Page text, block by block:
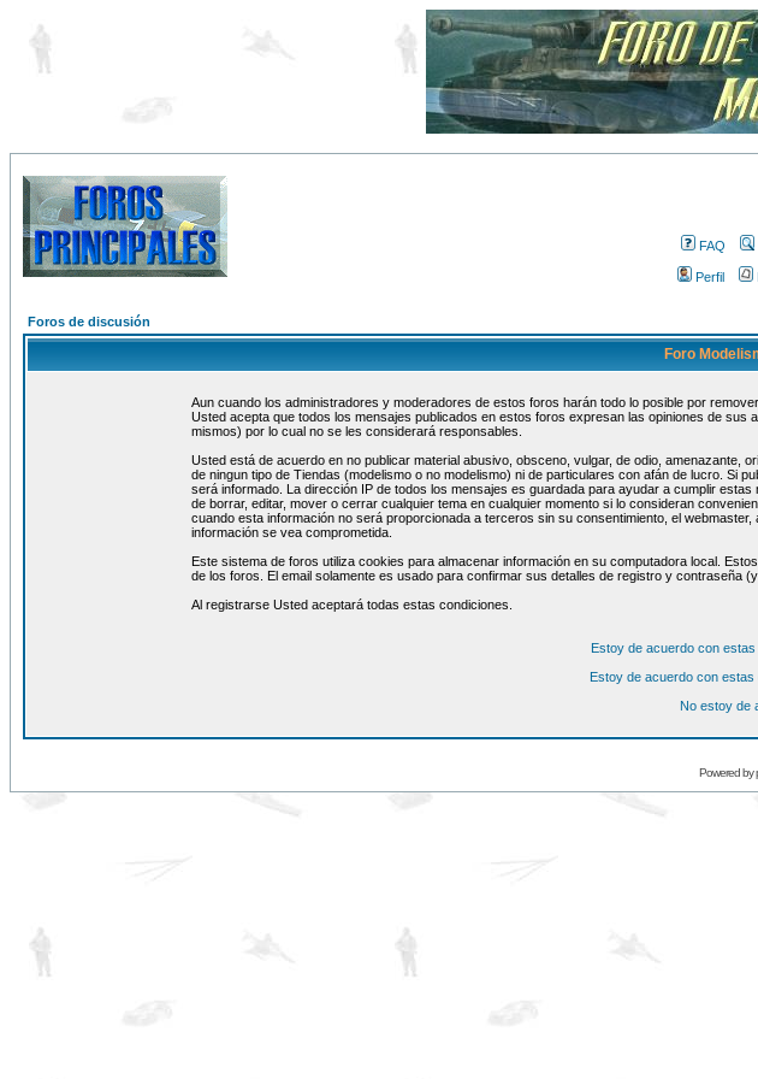
FAQ
Perfil
Foros de discusión
Foro
Aun cuando los administradores y moderadores de estos foros harán todo lo posible por
Usted acepta que todos los mensajes publicados en estos foros expresan las opiniones de
mismos) por lo cual no se les considerará responsables.
Usted está de acuerdo en no publicar material abusivo, obsceno, vulgar, de odio, amenazante,
de ningun tipo de Tiendas (modelismo o no modelismo) ni de particulares con afán de lucro. Si
será informado. La dirección IP de todos los mensajes es guardada para ayudar a cumplir
de borrar, editar, mover o cerrar cualquier tema en cualquier momento si lo consideran
cuando esta información no será proporcionada a terceros sin su consentimiento, el
información se vea comprometida.
Este sistema de foros utiliza cookies para almacenar información en su computadora local.
de los foros. El email solamente es usado para confirmar sus detalles de registro y contraseña
Al registrarse Usted aceptará todas estas condiciones.
Estoy de acuerdo con
Estoy de acuerdo con
No estoy de
Powered by